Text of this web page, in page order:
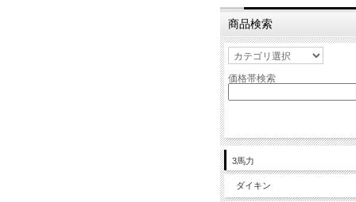
商品検索
価格帯検索
3馬力
ダイキン